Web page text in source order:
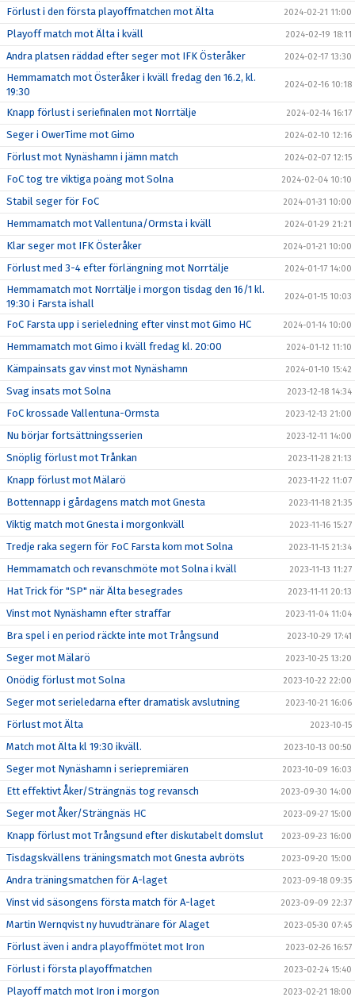
Förlust i den första playoffmatchen mot Älta 2024-02-21 11:00
Playoff match mot Älta i kväll 2024-02-19 18:11
Andra platsen räddad efter seger mot IFK Österåker 2024-02-17 13:30
Hemmamatch mot Österåker i kväll fredag den 16.2, kl.
19:30
2024-02-16 10:18
Knapp förlust i seriefinalen mot Norrtälje 2024-02-14 16:17
Seger i OwerTime mot Gimo 2024-02-10 12:16
Förlust mot Nynäshamn i jämn match 2024-02-07 12:15
FoC tog tre viktiga poäng mot Solna 2024-02-04 10:10
Stabil seger för FoC 2024-01-31 10:00
Hemmamatch mot Vallentuna/Ormsta i kväll 2024-01-29 21:21
Klar seger mot IFK Österåker 2024-01-21 10:00
Förlust med 3-4 efter förlängning mot Norrtälje 2024-01-17 14:00
Hemmamatch mot Norrtälje i morgon tisdag den 16/1 kl.
19:30 i Farsta ishall
2024-01-15 10:03
FoC Farsta upp i serieledning efter vinst mot Gimo HC 2024-01-14 10:00
Hemmamatch mot Gimo i kväll fredag kl. 20:00 2024-01-12 11:10
Kämpainsats gav vinst mot Nynäshamn 2024-01-10 15:42
Svag insats mot Solna 2023-12-18 14:34
FoC krossade Vallentuna-Ormsta 2023-12-13 21:00
Nu börjar fortsättningsserien 2023-12-11 14:00
Snöplig förlust mot Trånkan 2023-11-28 21:13
Knapp förlust mot Mälarö 2023-11-22 11:07
Bottennapp i gårdagens match mot Gnesta 2023-11-18 21:35
Viktig match mot Gnesta i morgonkväll 2023-11-16 15:27
Tredje raka segern för FoC Farsta kom mot Solna 2023-11-15 21:34
Hemmamatch och revanschmöte mot Solna i kväll 2023-11-13 11:27
Hat Trick för "SP" när Älta besegrades 2023-11-11 20:13
Vinst mot Nynäshamn efter straffar 2023-11-04 11:04
Bra spel i en period räckte inte mot Trångsund 2023-10-29 17:41
Seger mot Mälarö 2023-10-25 13:20
Onödig förlust mot Solna 2023-10-22 22:00
Seger mot serieledarna efter dramatisk avslutning 2023-10-21 16:06
Förlust mot Älta 2023-10-15
Match mot Älta kl 19:30 ikväll. 2023-10-13 00:50
Seger mot Nynäshamn i seriepremiären 2023-10-09 16:03
Ett effektivt Åker/Strängnäs tog revansch 2023-09-30 14:00
Seger mot Åker/Strängnäs HC 2023-09-27 15:00
Knapp förlust mot Trångsund efter diskutabelt domslut 2023-09-23 16:00
Tisdagskvällens träningsmatch mot Gnesta avbröts 2023-09-20 15:00
Andra träningsmatchen för A-laget 2023-09-18 09:35
Vinst vid säsongens första match för A-laget 2023-09-09 22:37
Martin Wernqvist ny huvudtränare för Alaget 2023-05-30 07:45
Förlust även i andra playoffmötet mot Iron 2023-02-26 16:57
Förlust i första playoffmatchen 2023-02-24 15:40
Playoff match mot Iron i morgon 2023-02-21 18:00